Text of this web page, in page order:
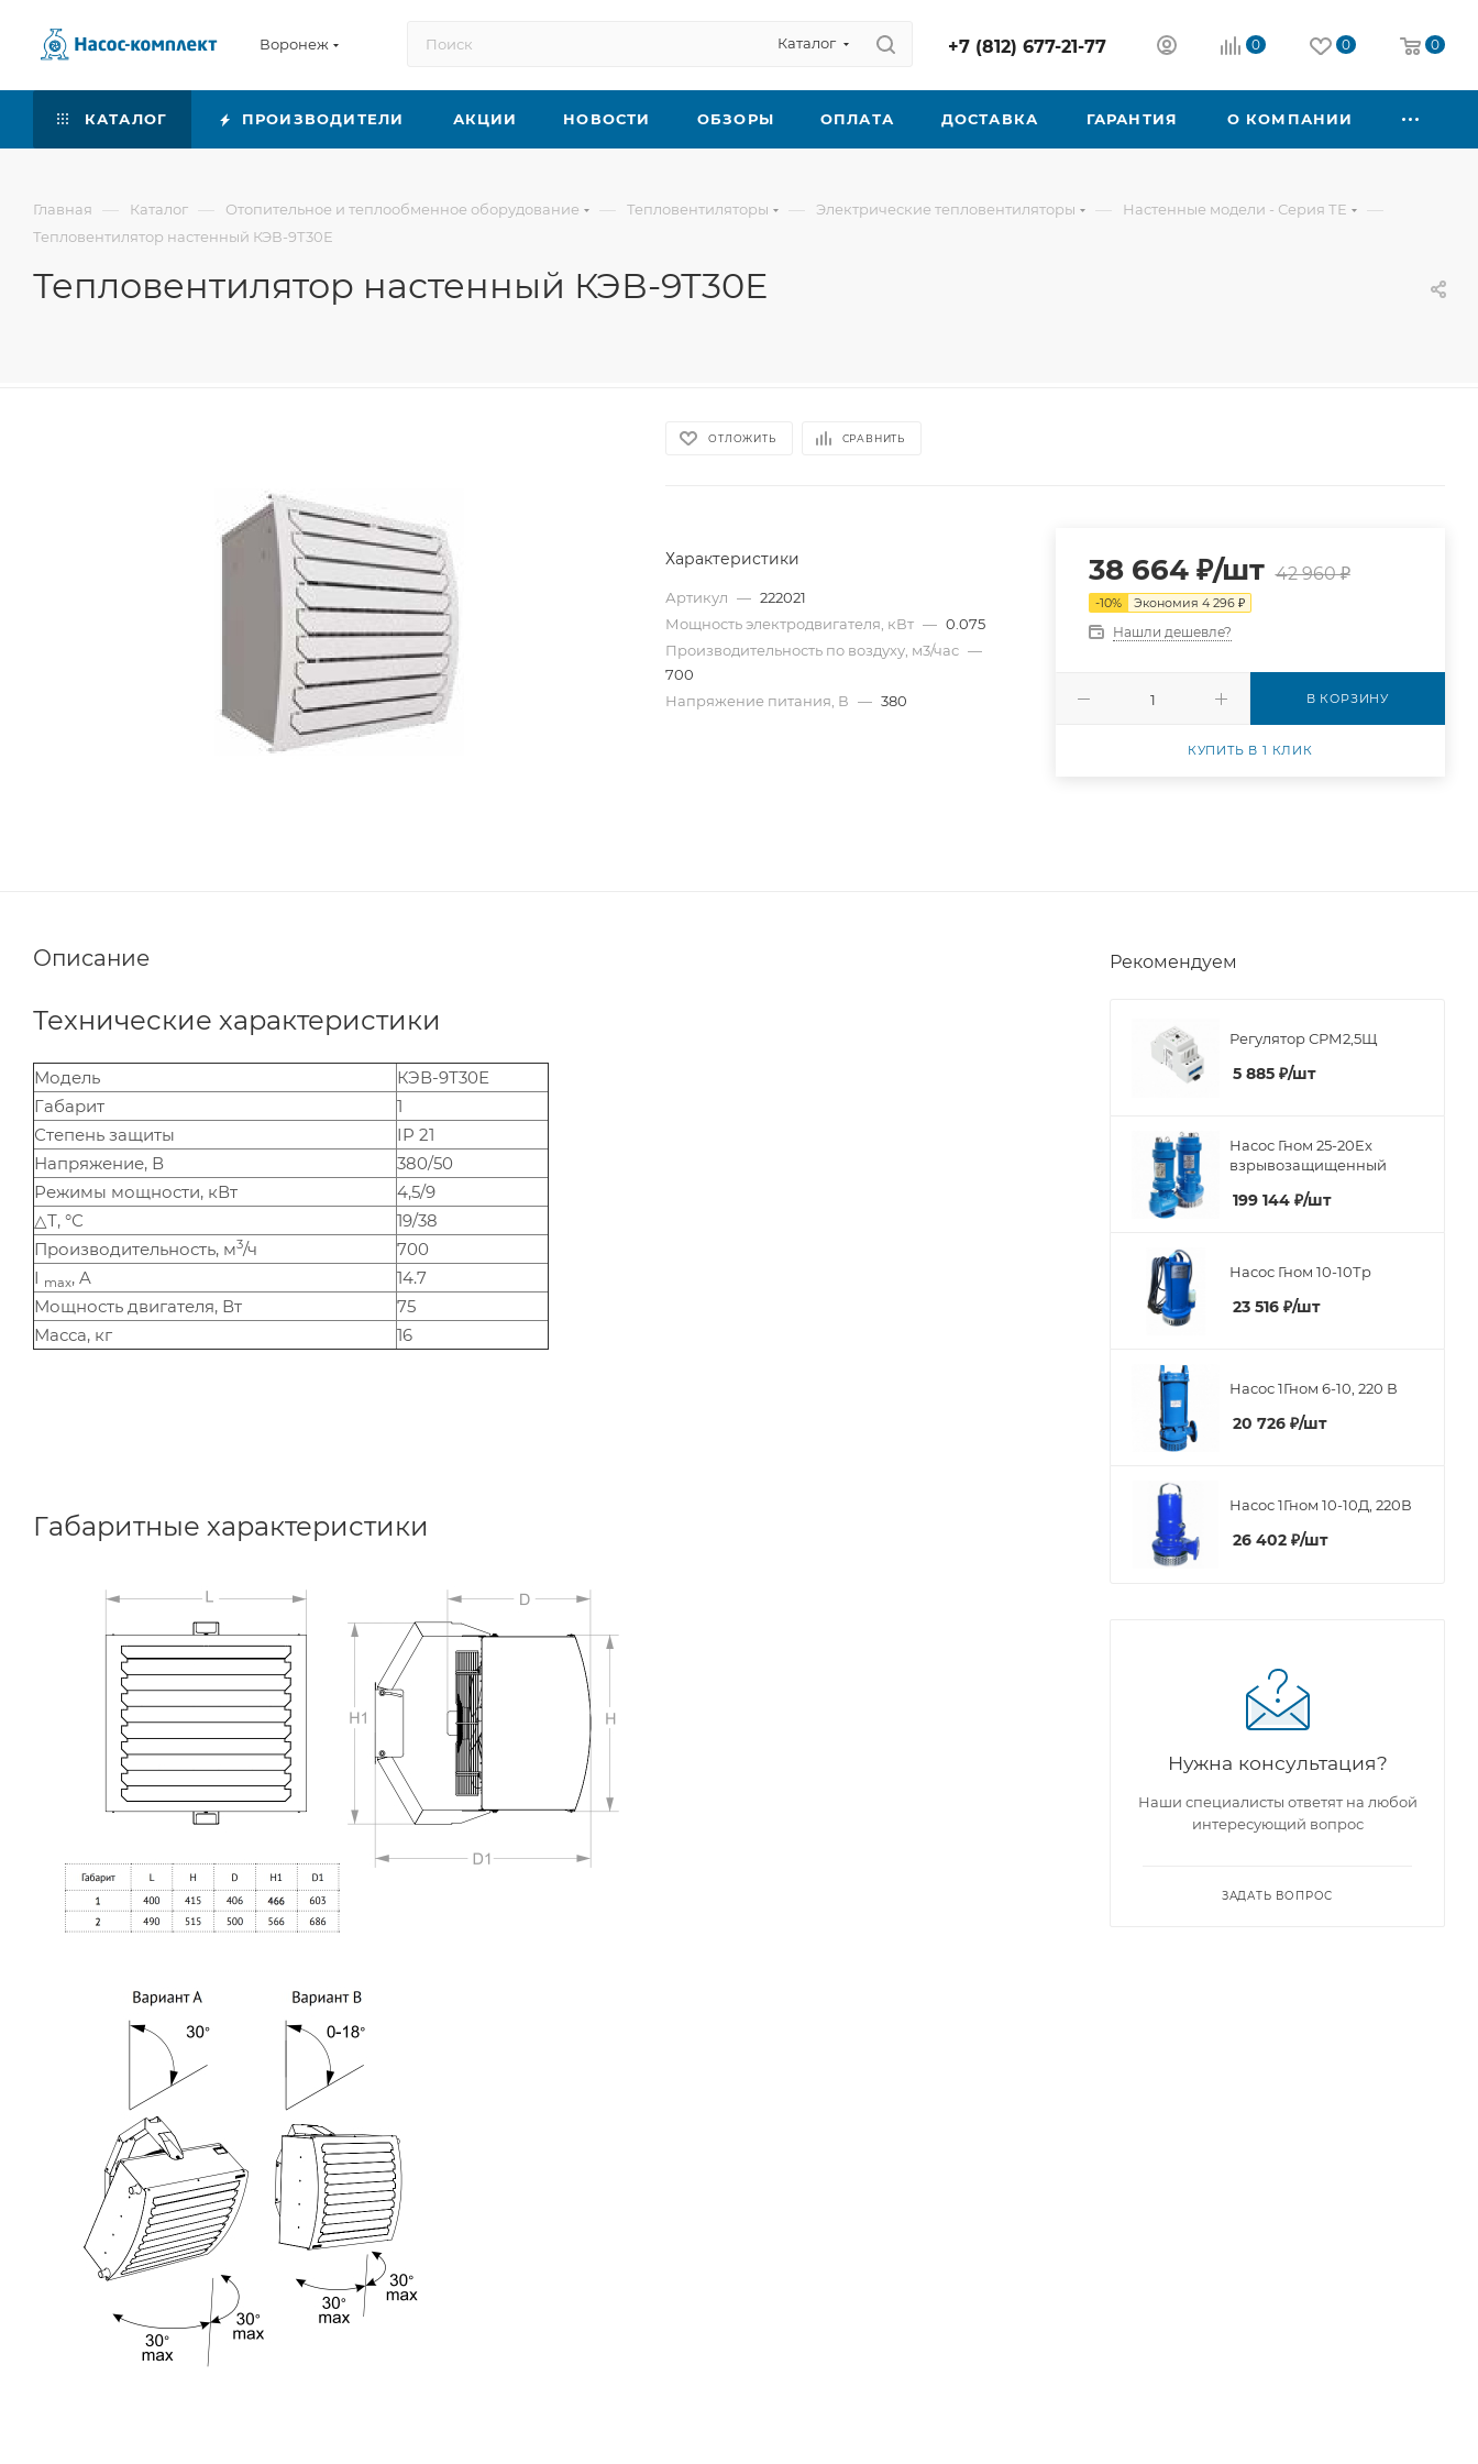
Воронеж Каталог +7 (812) 677-21-77 0 0 0
КАТАЛОГ ПРОИЗВОДИТЕЛИ АКЦИИ НОВОСТИ ОБЗОРЫ ОПЛАТА ДОСТАВКА ГАРАНТИЯ О КОМПАНИИ
Главная — Каталог — Отопительное и теплообменное оборудование — Тепловентиляторы — Электрические тепловентиляторы — Настенные модели - Серия ТЕ —
Тепловентилятор настенный КЭВ-9Т30Е
Тепловентилятор настенный КЭВ-9Т30Е
ОТЛОЖИТЬ СРАВНИТЬ
Характеристики
Артикул — 222021
Мощность электродвигателя, кВт — 0.075
Производительность по воздуху, м3/час —
700
Напряжение питания, В — 380
38 664₽/шт 42 960₽
-10% Экономия 4 296₽
Нашли дешевле?
В КОРЗИНУ
КУПИТЬ В 1 КЛИК
Описание
Технические характеристики
Модель
КЭВ-9Т30Е
Габарит
1
Степень защиты
IP 21
Напряжение, В
380/50
Режимы мощности, кВт
4,5/9
△Т, °С
19/38
Производительность, м3/ч
700
I max, A
14.7
Мощность двигателя, Вт
75
Масса, кг
16
Габаритные характеристики
Рекомендуем
Регулятор СРМ2,5Щ
5 885 ₽/шт
Насос Гном 25-20Ex
взрывозащищенный
199 144 ₽/шт
Насос Гном 10-10Тр
23 516 ₽/шт
Насос 1Гном 6-10, 220 В
20 726 ₽/шт
Насос 1Гном 10-10Д, 220В
26 402 ₽/шт
Нужна консультация?
Наши специалисты ответят на любой
интересующий вопрос
ЗАДАТЬ ВОПРОС